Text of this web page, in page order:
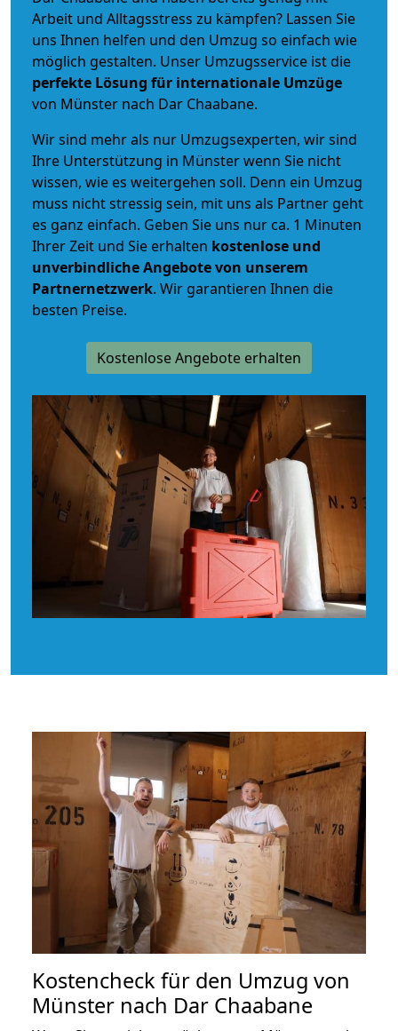
Arbeit und Alltagsstress zu kämpfen? Lassen Sie
uns Ihnen helfen und den Umzug so einfach wie
möglich gestalten. Unser Umzugsservice ist die
perfekte Lösung für internationale Umzüge
von Münster nach Dar Chaabane.
Wir sind mehr als nur Umzugsexperten, wir sind
Ihre Unterstützung in Münster wenn Sie nicht
wissen, wie es weitergehen soll. Denn ein Umzug
muss nicht stressig sein, mit uns als Partner geht
es ganz einfach. Geben Sie uns nur ca. 1 Minuten
Ihrer Zeit und Sie erhalten kostenlose und
unverbindlicheAngebote von unserem
Partnernetzwerk. Wir garantieren Ihnen die
besten Preise.
Kostenlose Angebote erhalten
Kostencheck für den Umzug von
Münster nach Dar Chaabane